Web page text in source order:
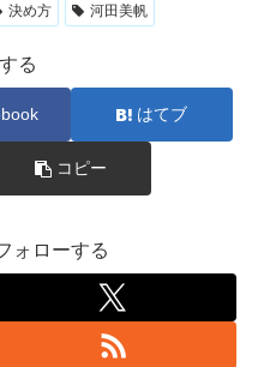
決め方 河田美帆
る
はてブ
コピー
ォローする